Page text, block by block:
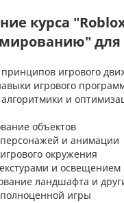
курса
для
игрового
игрового
и
объектов
и анимации
окружения
и освещением
ландшафта и
игры